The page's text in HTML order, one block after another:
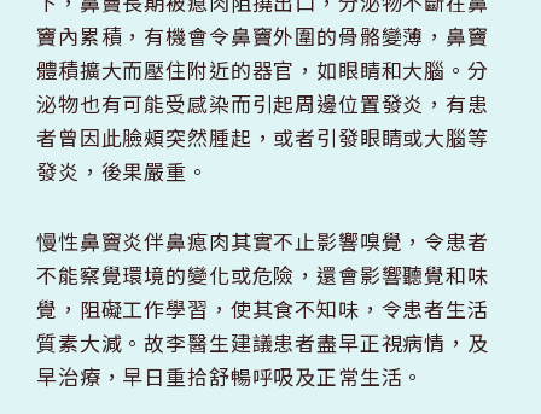
竇內累積，有機會令鼻竇外圍的骨骼變薄，鼻竇
體積擴大而壓住附近的器官，如眼睛和大腦。分
泌物也有可能受感染而引起周邊位置發炎，有患
者曾因此臉頰突然腫起，或者引發眼睛或大腦等
發炎，後果嚴重。
慢性鼻竇炎伴鼻瘜肉其實不止影響嗅覺，令患者
不能察覺環境的變化或危險，還會影響聽覺和味
覺，阻礙工作學習，使其食不知味，令患者生活
質素大減。故李醫生建議患者盡早正視病情，及
早治療，早日重拾舒暢呼吸及正常生活。